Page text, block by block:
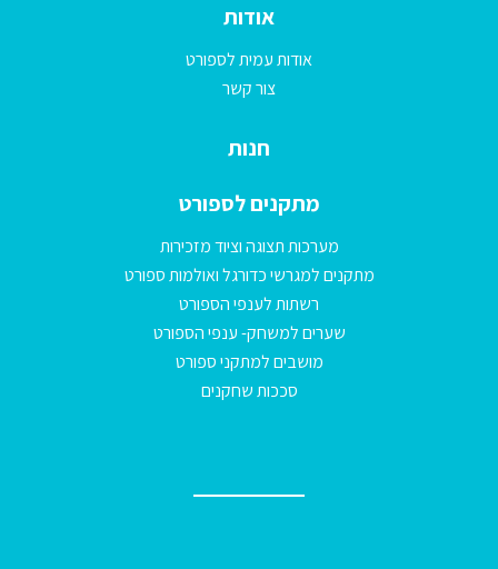
אודות
אודות עמית לספורט
צור קשר
חנות
מתקנים לספורט
מערכות תצוגה וציוד מזכירות
מתקנים למגרשי כדורגל ואולמות ספורט
רשתות לענפי הספורט
שערים למשחק- ענפי הספורט
מושבים למתקני ספורט
סככות שחקנים